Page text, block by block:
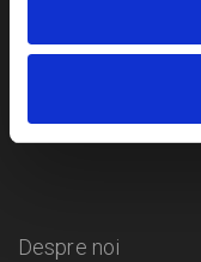
Despre noi